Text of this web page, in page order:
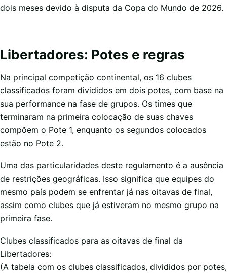
dois meses devido à disputa da Copa do Mundo de 2026.
Libertadores: Potes e regras
Na principal competição continental, os 16 clubes
classificados foram divididos em dois potes, com base na
sua performance na fase de grupos. Os times que
terminaram na primeira colocação de suas chaves
compõem o Pote 1, enquanto os segundos colocados
estão no Pote 2.
Uma das particularidades deste regulamento é a ausência
de restrições geográficas. Isso significa que equipes do
mesmo país podem se enfrentar já nas oitavas de final,
assim como clubes que já estiveram no mesmo grupo na
primeira fase.
Clubes classificados para as oitavas de final da
Libertadores:
(A tabela com os clubes classificados, divididos por potes,